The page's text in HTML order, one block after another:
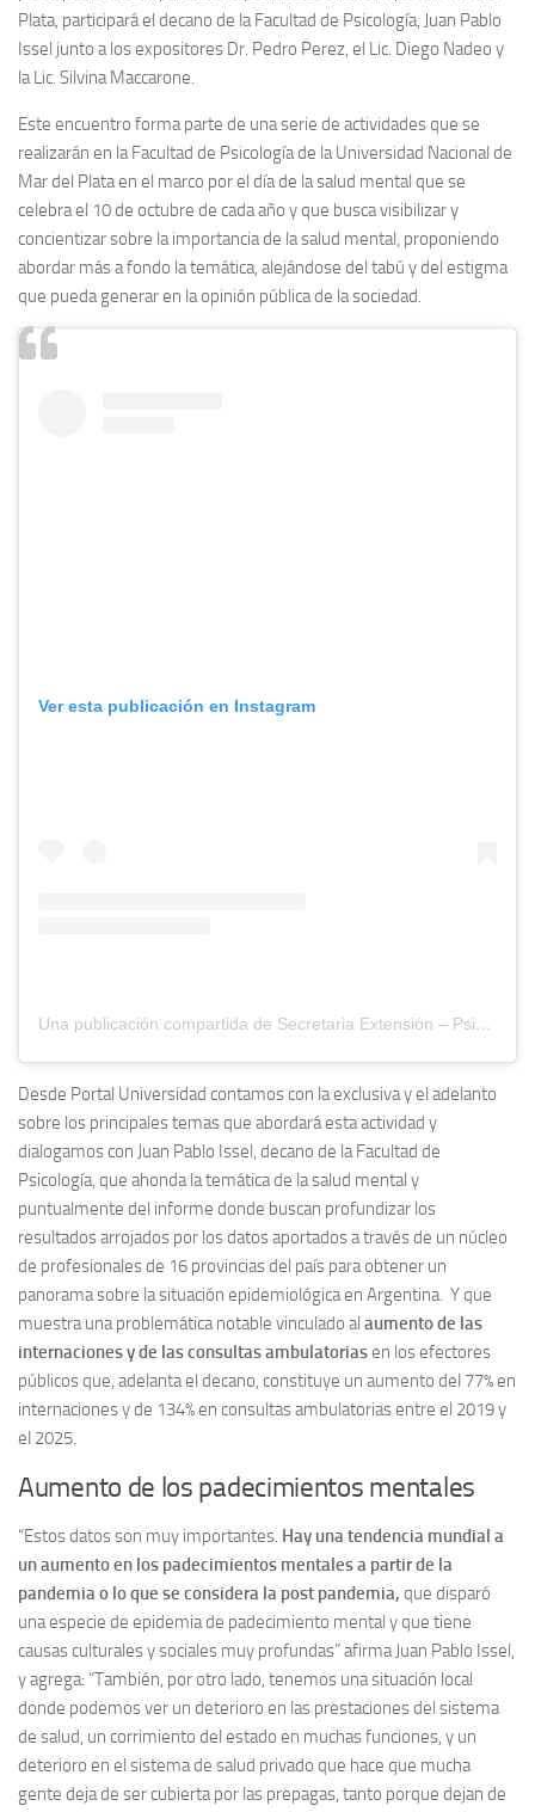
Plata, participará el decano de la Facultad de Psicología, Juan Pablo
Issel junto a los expositores Dr. Pedro Perez, el Lic. Diego Nadeo y
la Lic. Silvina Maccarone.
Este encuentro forma parte de una serie de actividades que se
realizarán en la Facultad de Psicología de la Universidad Nacional de
Mar del Plata en el marco por el día de la salud mental que se
celebra el 10 de octubre de cada año y que busca visibilizar y
concientizar sobre la importancia de la salud mental, proponiendo
abordar más a fondo la temática, alejándose del tabú y del estigma
que pueda generar en la opinión pública de la sociedad.
Ver esta publicación en Instagram
Una publicación compartida de Secretaria Extensión – Psicología/UNMdP (@extension.psico.unmdp)
Desde Portal Universidad contamos con la exclusiva y el adelanto
sobre los principales temas que abordará esta actividad y
dialogamos con Juan Pablo Issel, decano de la Facultad de
Psicología, que ahonda la temática de la salud mental y
puntualmente del informe donde buscan profundizar los
resultados arrojados por los datos aportados a través de un núcleo
de profesionales de 16 provincias del país para obtener un
panorama sobre la situación epidemiológica en Argentina. Y que
muestra una problemática notable vinculado al aumento de las
internaciones y de las consultas ambulatoriasen los efectores
públicos que, adelanta el decano, constituye un aumento del 77% en
internaciones y de 134% en consultas ambulatorias entre el 2019 y
el 2025.
Aumento de los padecimientos mentales
“Estos datos son muy importantes. Hay una tendencia mundial a
un aumento en los padecimientos mentales a partir de la
pandemia o lo que se considera la post pandemia, que disparó
una especie de epidemia de padecimiento mental y que tiene
causas culturales y sociales muy profundas” afirma Juan Pablo Issel,
y agrega: “También, por otro lado, tenemos una situación local
donde podemos ver un deterioro en las prestaciones del sistema
de salud, un corrimiento del estado en muchas funciones, y un
deterioro en el sistema de salud privado que hace que mucha
gente deja de ser cubierta por las prepagas, tanto porque dejan de